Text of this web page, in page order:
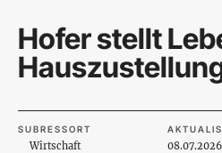
Hofer stellt
SUBRESSORT
Wirtschaft